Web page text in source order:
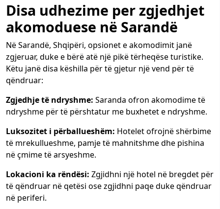
Disa udhezime per zgjedhjet
akomoduese në Sarandë
Në Sarandë, Shqipëri, opsionet e akomodimit janë
zgjeruar, duke e bërë atë një pikë tërheqëse turistike.
Këtu janë disa këshilla për të gjetur një vend për të
qëndruar:
Zgjedhje të ndryshme: Saranda ofron akomodime të
ndryshme për të përshtatur me buxhetet e ndryshme.
Luksozitet i përballueshëm: Hotelet ofrojnë shërbime
të mrekullueshme, pamje të mahnitshme dhe pishina
në çmime të arsyeshme.
Lokacioni ka rëndësi: Zgjidhni një hotel në bregdet për
të qëndruar në qetësi ose zgjidhni paqe duke qëndruar
në periferi.